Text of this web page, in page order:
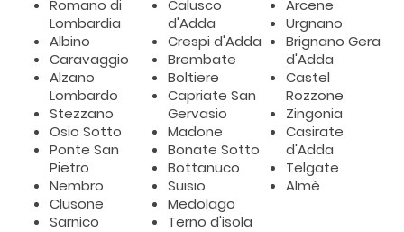
Romano di
Lombardia
Albino
Caravaggio
Alzano
Lombardo
Stezzano
Osio Sotto
Ponte San
Pietro
Nembro
Clusone
Sarnico
Calusco
d'Adda
Crespi d'Adda
Brembate
Boltiere
Capriate San
Gervasio
Madone
Bonate Sotto
Bottanuco
Suisio
Medolago
Terno d'isola
Arcene
Urgnano
Brignano Gera
d'Adda
Castel
Rozzone
Zingonia
Casirate
d'Adda
Telgate
Almè